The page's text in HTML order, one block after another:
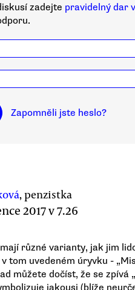
zadejte pravidelný dar
Zapomněli jste heslo?
, penzistka
2017 v 7.26
různé varianty, jak jim
tom uvedeném úryvku -
můžete dočíst, že se zpívá
jakousi (blíže